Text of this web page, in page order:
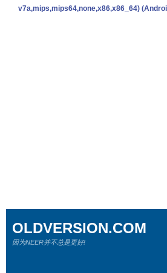
v7a,mips,mips64,none,x86,x86_64)
OLDVERSION.COM
因为NEER并不总是更好!